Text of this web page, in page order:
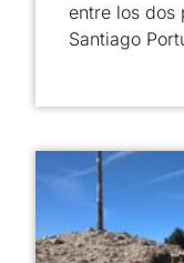
entre los dos
Santiago